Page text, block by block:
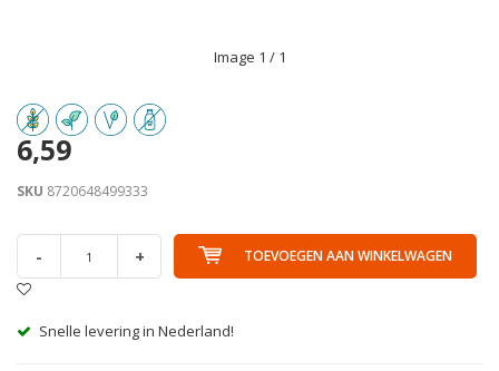
Image 1 / 1
6,59
SKU 8720648499333
- + TOEVOEGEN AAN WINKELWAGEN
Snelle levering in Nederland!